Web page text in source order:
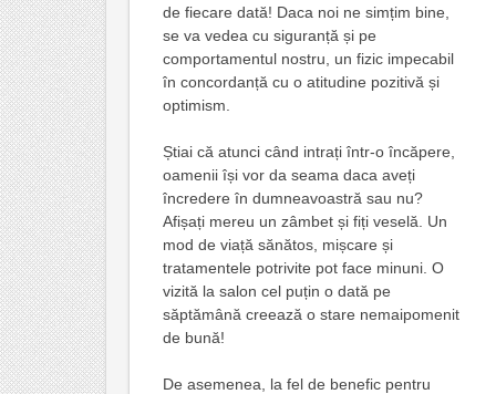
de fiecare dată! Daca noi ne simțim bine,
se va vedea cu siguranță și pe
comportamentul nostru, un fizic impecabil
în concordanță cu o atitudine pozitivă și
optimism.
Știai că atunci când intrați într-o încăpere,
oamenii își vor da seama daca aveți
încredere în dumneavoastră sau nu?
Afișați mereu un zâmbet și fiți veselă. Un
mod de viață sănătos, mișcare și
tratamentele potrivite pot face minuni. O
vizită la salon cel puțin o dată pe
săptămână creează o stare nemaipomenit
de bună!
De asemenea, la fel de benefic pentru